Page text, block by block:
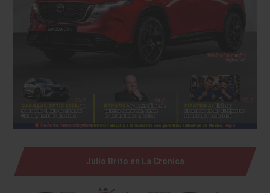
Julio Brito en La Crónica